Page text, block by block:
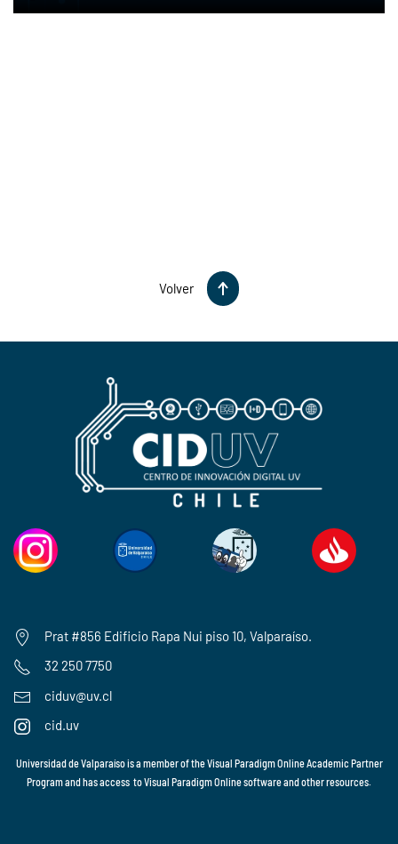
Volver
Prat #856 Edificio Rapa Nui piso 10, Valparaíso.
32 250 7750
ciduv@uv.cl
cid.uv
Universidad de Valparaíso is a member of theVisual Paradigm Online Academic Partner
Programand has access toVisual Paradigm Onlinesoftware and other resources.